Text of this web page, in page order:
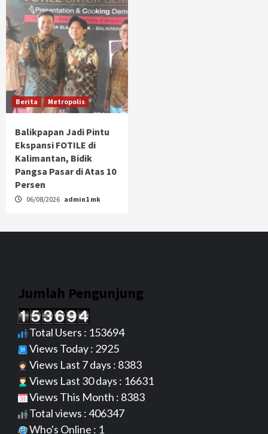
Berita Metropolis
Balikpapan Jadi Pintu
Ekspansi FOTILE di
Kalimantan, Bidik
Pangsa Pasar di Atas 10
Persen
06/08/2026 admin1 mk
Jumlah Pengunjung
Total Users : 153694
Views Today : 2925
Views Last 7 days : 8383
Views Last 30 days : 16631
Views This Month : 8383
Total views : 406347
Who's Online : 1